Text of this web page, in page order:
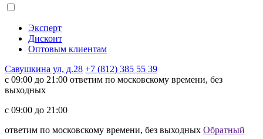
Эксперт
Дисконт
Оптовым клиентам
Савушкина ул, д.28 +7 (812) 385 55 39
c 09:00 до 21:00 ответим по московскому времени, без
выходных
c 09:00 до 21:00
ответим по московскому времени, без выходных Обратный